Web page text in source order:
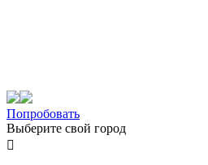
Попробовать
Выберите свой город
